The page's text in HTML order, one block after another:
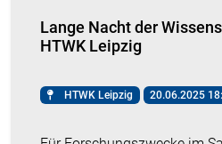
Lange Nacht der
HTWK Leipzig
HTWK Leipzig 20.06.2025